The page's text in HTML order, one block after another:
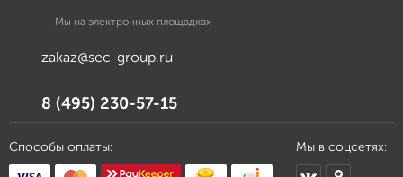
Мы на электронных площадках
zakaz@sec-group.ru
8 (495) 230-57-15
Способы оплаты: Мы в соцсетях: